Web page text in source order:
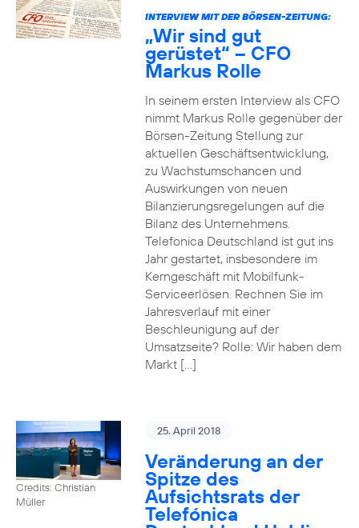
INTERVIEW MIT DER BÖRSEN-ZEITUNG:
„Wir sind gut
gerüstet“ – CFO
Markus Rolle
In seinem ersten Interview als CFO
nimmt Markus Rolle gegenüber der
Börsen-Zeitung Stellung zur
aktuellen Geschäftsentwicklung,
zu Wachstumschancen und
Auswirkungen von neuen
Bilanzierungsregelungen auf die
Bilanz des Unternehmens.
Telefonica Deutschland ist gut ins
Jahr gestartet, insbesondere im
Kerngeschäft mit Mobilfunk-
Serviceerlösen. Rechnen Sie im
Jahresverlauf mit einer
Beschleunigung auf der
Umsatzseite? Rolle: Wir haben dem
Markt […]
Credits: Christian
Müller
25. April 2018
Veränderung an der
Spitze des
Aufsichtsrats der
Telefónica